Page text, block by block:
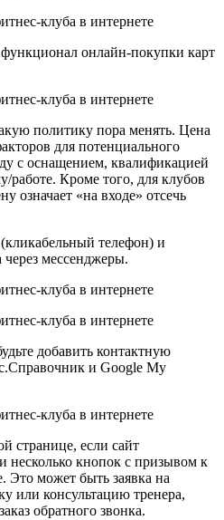
онлайн-покупки карт
политику пора менять. Цена
для потенциального
с оснащением, квалификацией
работе. Кроме того, для клубов
означает «на входе» отсечь
(кликабельный телефон) и
через мессенджеры.
добавить контактную
и Google My
странице, если сайт
несколько кнопок с призывом к
Это может быть заявка на
или консультацию тренера,
обратного звонка.